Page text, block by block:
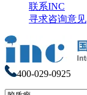
联系INC
寻求咨询意见
400-029-0925